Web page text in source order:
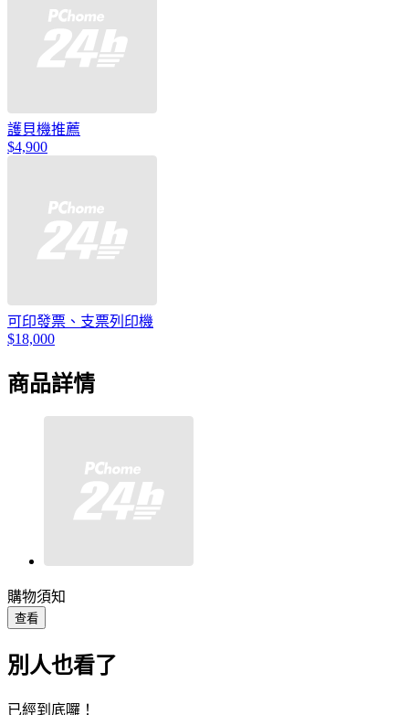
護貝機推薦
$4,900
可印發票、支票列印機
$18,000
商品詳情
購物須知
查看
別人也看了
已經到底囉！